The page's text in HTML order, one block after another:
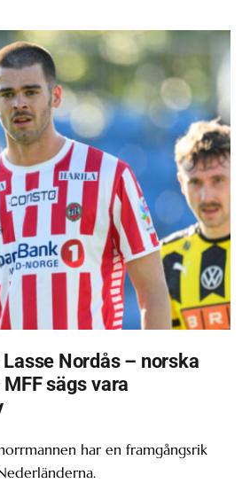
Nordås – norska
sägs vara
har en framgångsrik